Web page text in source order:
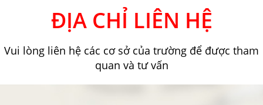
ĐỊA CHỈ LIÊN HỆ
Vui lòng liên hệ các cơ sở của trường để được tham
quan và tư vấn